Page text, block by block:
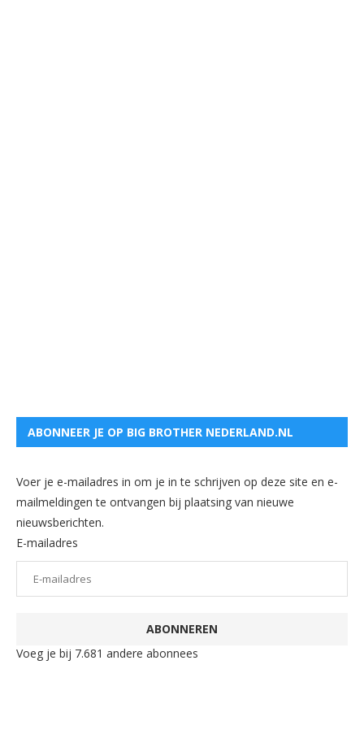
ABONNEER JE OP BIG BROTHER NEDERLAND.NL
Voer je e-mailadres in om je in te schrijven op deze site en e-
mailmeldingen te ontvangen bij plaatsing van nieuwe
nieuwsberichten.
E-mailadres
ABONNEREN
Voeg je bij 7.681 andere abonnees